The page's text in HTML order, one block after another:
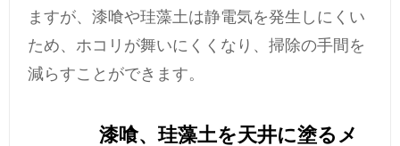
ますが、漆喰や珪藻土は静電気を発生しにくい
ため、ホコリが舞いにくくなり、掃除の手間を
減らすことができます。
漆喰、珪藻土を天井に塗るメ